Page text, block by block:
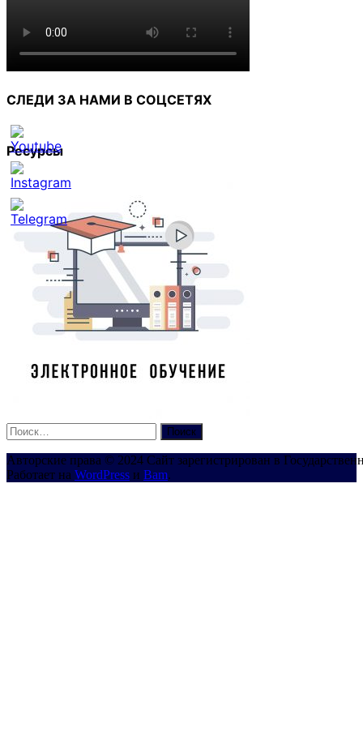
СЛЕДИ ЗА НАМИ В СОЦСЕТЯХ
Set
Youtube
Channel
Ресурсы
Найти:
Авторские права © 2024 Сайт зарегистрирован в
Работает на WordPress и Bam.